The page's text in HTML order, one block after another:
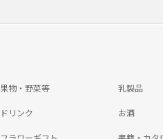
果物・野菜等 乳製品
ドリンク お酒